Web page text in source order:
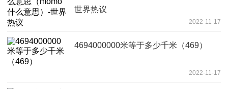
世界热议
2022-11-17
4694000000米等于多少千米（469）
2022-11-17